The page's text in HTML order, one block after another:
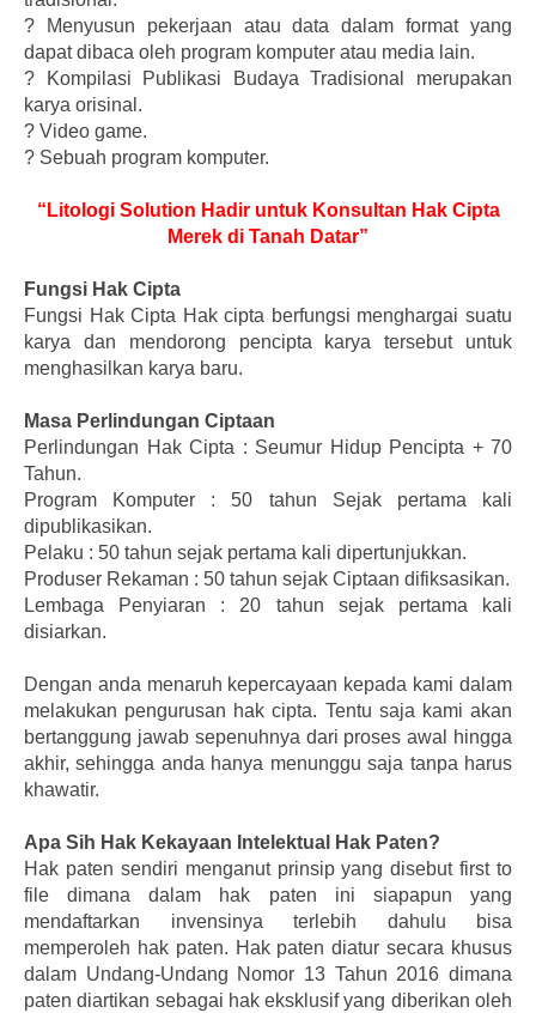
?
Menyusun pekerjaan atau data dalam format yang
dapat dibaca oleh program komputer atau media lain.
?
Kompilasi Publikasi Budaya Tradisional merupakan
karya orisinal.
? Video game.
? Sebuah program komputer.
“Litologi Solution Hadir untuk Konsultan Hak Cipta
Merek di Tanah Datar”
Fungsi Hak Cipta
Fungsi Hak Cipta Hak cipta berfungsi menghargai suatu
karya dan mendorong pencipta karya tersebut untuk
menghasilkan karya baru.
Masa Perlindungan Ciptaan
Perlindungan Hak Cipta : Seumur Hidup Pencipta + 70
Tahun.
Program Komputer : 50 tahun Sejak pertama kali
dipublikasikan.
Pelaku : 50 tahun sejak pertama kali dipertunjukkan.
Produser Rekaman : 50 tahun sejak Ciptaan difiksasikan.
Lembaga Penyiaran : 20 tahun sejak pertama kali
disiarkan.
Dengan anda menaruh kepercayaan kepada kami dalam
melakukan pengurusan hak cipta. Tentu saja kami akan
bertanggung jawab sepenuhnya dari proses awal hingga
akhir, sehingga anda hanya menunggu saja tanpa harus
khawatir.
Apa Sih Hak Kekayaan Intelektual Hak Paten?
Hak paten sendiri menganut prinsip yang disebut first to
file dimana dalam hak paten ini siapapun yang
mendaftarkan invensinya terlebih dahulu bisa
memperoleh hak paten. Hak paten diatur secara khusus
dalam Undang-Undang Nomor 13 Tahun 2016 dimana
paten diartikan sebagai hak eksklusif yang diberikan oleh